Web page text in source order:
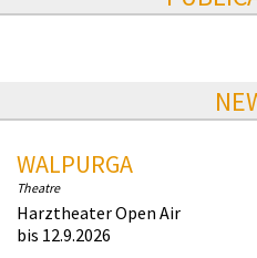
WALPURGA
Theatre
Harztheater Open Air
bis 12.9.2026